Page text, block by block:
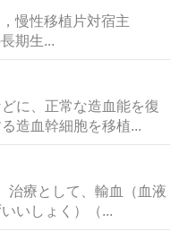
慢性移植片対宿主
期生...
に、正常な造血能を復
造血幹細胞を移植...
療として、輸血（血液
いしょく）（...